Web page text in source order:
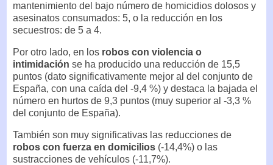
mantenimiento del bajo número de homicidios dolosos y
asesinatos consumados: 5, o la reducción en los
secuestros: de 5 a 4.
Por otro lado, en los robos con violencia o
intimidación se ha producido una reducción de 15,5
puntos (dato significativamente mejor al del conjunto de
España, con una caída del -9,4 %) y destaca la bajada el
número en hurtos de 9,3 puntos (muy superior al -3,3 %
del conjunto de España).
También son muy significativas las reducciones de
robos con fuerza en domicilios (-14,4%) o las
sustracciones de vehículos (-11,7%).